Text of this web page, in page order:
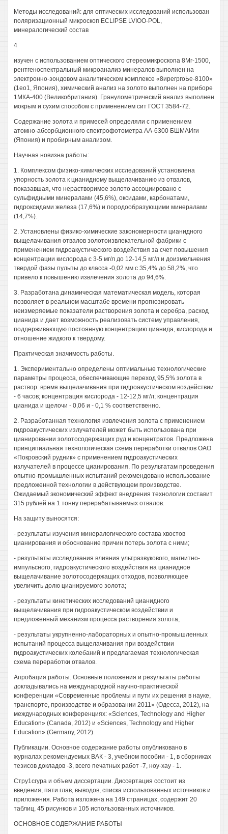
Методы исследований: для оптических исследований использован
поляризационный микроскоп ECLIPSE LVIOO-POL,
минералогический состав
4
изучен с использованием оптического стереомикроскопа 8Мг-1500,
рентгеноспектральный микроанализ минералов выполнен на
электронно-зондовом аналитическом комплексе «8ирегргоЬе-8100»
(1ео1, Япония), химический анализ на золото выполнен на приборе
1МКА-400 (Великобритания). Гранулометрический анализ выполнен
мокрым и сухим способом с применением сит ГОСТ 3584-72.
Содержание золота и примесей определяли с применением
атомно-абсорбционного спектрофотометра АА-6300 БШМАИги
(Япония) и пробирным анализом.
Научная новизна работы:
1. Комплексом физико-химических исследований установлена
упорность золота к цианидному выщелачиванию из отвалов,
показавшая, что нерастворимое золото ассоциировано с
сульфидными минералами (45,6%), оксидами, карбонатами,
гидроксидами железа (17,6%) и породообразующими минералами
(14,7%).
2. Установлены физико-химические закономерности цианидного
выщелачивания отвалов золотоизвлекательной фабрики с
применением гидроакустического воздействия за счет повышения
концентрации кислорода с 3-5 мг/л до 12-14,5 мг/л и доизмельчения
твердой фазы пульпы до класса -0,02 мм с 35,4% до 58,2%, что
привело к повышению извлечения золота до 94,6%.
3. Разработана динамическая математическая модель, которая
позволяет в реальном масштабе времени прогнозировать
неизмеряемые показатели растворения золота и серебра, расход
цианида и дает возможность реализовать систему управления,
поддерживающую постоянную концентрацию цианида, кислорода и
отношение жидкого к твердому.
Практическая значимость работы.
1. Экспериментально определены оптимальные технологические
параметры процесса, обеспечивающие переход 95,5% золота в
раствор: время выщелачивания при гидроакустическом воздействии
- 6 часов; концентрация кислорода - 12-12,5 мг/л; концентрация
цианида и щелочи - 0,06 и - 0,1 % соответственно.
2. Разработанная технология извлечения золота с применением
гидроакустических излучателей может быть использована при
цианировании золотосодержащих руд и концентратов. Предложена
принципиальная технологическая схема переработки отвалов ОАО
«Покровский рудник» с применением гидроакустических
излучателей в процессе цианирования. По результатам проведения
опытно-промышленных испытаний рекомендовано использование
предложенной технологии в действующем производстве.
Ожидаемый экономический эффект внедрения технологии составит
315 рублей на 1 тонну перерабатываемых отвалов.
На защиту выносятся:
- результаты изучения минералогического состава хвостов
цианирования и обоснование причин потерь золота с ними;
- результаты исследования влияния ультразвукового, магнитно-
импульсного, гидроакустического воздействия на цианидное
выщелачивание золотосодержащих отходов, позволяющее
увеличить долю цианируемого золота;
- результаты кинетических исследований цианидного
выщелачивания при гидроакустическом воздействии и
предложенный механизм процесса растворения золота;
- результаты укрупненно-лабораторных и опытно-промышленных
испытаний процесса выщелачивания при воздействии
гидроакустических колебаний и предлагаемая технологическая
схема переработки отвалов.
Апробация работы. Основные положения и результаты работы
докладывались на международной научно-практической
конференции «Современные проблемы и пути их решения в науке,
транспорте, производстве и образовании 2011» (Одесса, 2012), на
международных конференциях: «Sciences, Technology and Higher
Education» (Canada, 2012) и «Sciences, Technology and Higher
Education» (Germany, 2012).
Публикации. Основное содержание работы опубликовано в
журналах рекомендуемых ВАК - 3, учебном пособии - 1, в сборниках
тезисов докладов -3, всего печатных работ -7, ноу-хау - 1.
Стру1сгура и объем диссертации. Диссертация состоит из
введения, пяти глав, выводов, списка использованных источников и
приложения. Работа изложена на 149 страницах, содержит 20
таблиц, 45 рисунков и 105 использованных источников.
ОСНОВНОЕ СОДЕРЖАНИЕ РАБОТЫ